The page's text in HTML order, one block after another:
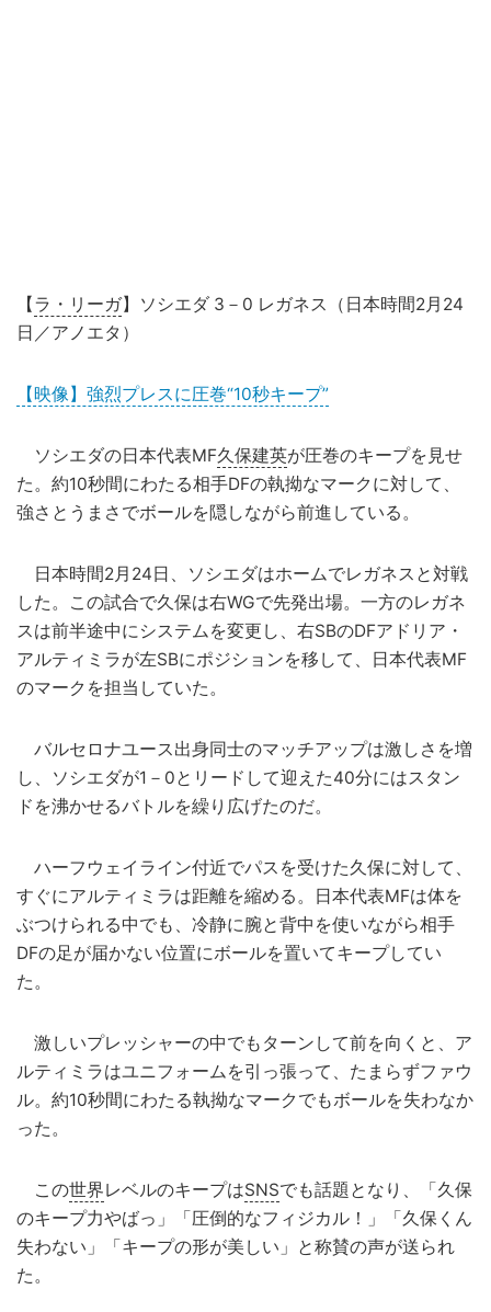
【 ラ・リーガ】ソシエダ 3－0 レガネス（日本時間2月24
日／アノエタ）
【映像】強烈プレスに圧巻“10秒キープ”
ソシエダの日本代表MF久保建英が圧巻のキープを見せ
た。約10秒間にわたる相手DFの執拗なマークに対して、
強さとうまさでボールを隠しながら前進している。
日本時間2月24日、ソシエダはホームでレガネスと対戦
した。この試合で久保は右WGで先発出場。一方のレガネ
スは前半途中にシステムを変更し、右SBのDFアドリア・
アルティミラが左SBにポジションを移して、日本代表MF
のマークを担当していた。
バルセロナユース出身同士のマッチアップは激しさを増
し、ソシエダが1－0とリードして迎えた40分にはスタン
ドを沸かせるバトルを繰り広げたのだ。
ハーフウェイライン付近でパスを受けた久保に対して、
すぐにアルティミラは距離を縮める。日本代表MFは体を
ぶつけられる中でも、冷静に腕と背中を使いながら相手
DFの足が届かない位置にボールを置いてキープしてい
た。
激しいプレッシャーの中でもターンして前を向くと、ア
ルティミラはユニフォームを引っ張って、たまらずファウ
ル。約10秒間にわたる執拗なマークでもボールを失わなか
った。
この世界レベルのキープはSNSでも話題となり、「久保
のキープ力やばっ」「圧倒的なフィジカル！」「久保くん
失わない」「キープの形が美しい」と称賛の声が送られ
た。